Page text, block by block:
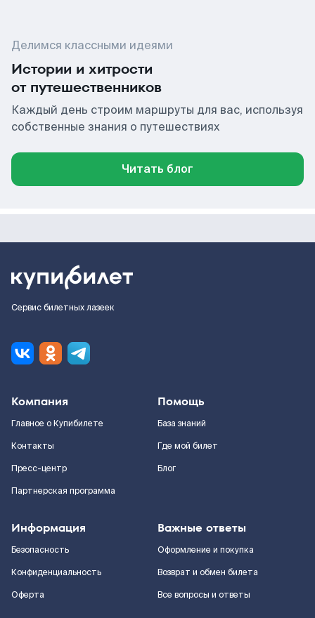
Делимся классными идеями
Истории и хитрости
от путешественников
Каждый день строим маршруты для вас, используя
собственные знания о путешествиях
Читать блог
Сервис билетных лазеек
Компания
Главное о Купибилете
Контакты
Пресс-центр
Партнерская программа
Помощь
База знаний
Где мой билет
Блог
Информация
Безопасность
Конфиденциальность
Оферта
Важные ответы
Оформление и покупка
Возврат и обмен билета
Все вопросы и ответы